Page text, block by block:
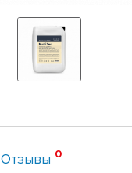
Отзывы